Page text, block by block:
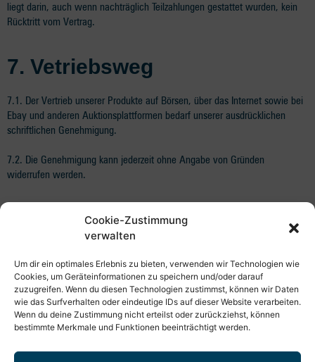
Cookie-Zustimmung
verwalten
Um dir ein optimales Erlebnis zu bieten, verwenden wir Technologien wie
Cookies, um Geräteinformationen zu speichern und/oder darauf
zuzugreifen. Wenn du diesen Technologien zustimmst, können wir Daten
wie das Surfverhalten oder eindeutige IDs auf dieser Website verarbeiten.
Wenn du deine Zustimmung nicht erteilst oder zurückziehst, können
bestimmte Merkmale und Funktionen beeinträchtigt werden.
liegt darin, auch wenn nachträglich Teilzahlungen gestattet wurden, kein
Rücktritt vom Vertrag.
7. Vetriebsweg
7.1. Der Vertrieb unserer Produkte auf Börsen, über das Internet sowie bei
Ebay und anderen Auktionsplattformen bedarf unserer ausdrücklichen
schriftlichen Genehmigung.
7.2. Die Genehmigung kann jederzeit ohne Angabe von Gründen
widerrufen werden.
. Urheberrechtshinweis
bedarf unserer ausdrücklichen schriftlichen Genehmigung, die jederzeit
widerrufen werden kann.
8.2. Eine Verwendung unseres Bildmaterials und Texte auf Ebay uns
anderen Auktionsplattformen ist nicht gestattet und wird geahndet.
8.3. Es ist nicht gestattet urheberrechtlich geschütztes Material von uns zu